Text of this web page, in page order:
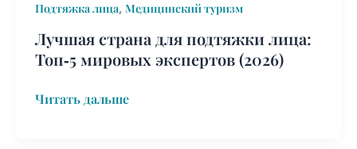
Подтяжка лица, Медицинский туризм
Лучшая страна для подтяжки лица:
Топ‑5 мировых экспертов (2026)
Читать дальше